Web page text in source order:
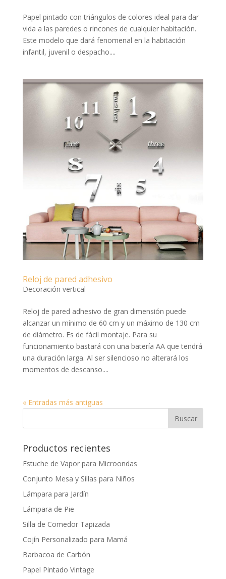
Papel pintado con triángulos de colores ideal para dar
vida a las paredes o rincones de cualquier habitación.
Este modelo que dará fenomenal en la habitación
infantil, juvenil o despacho....
Reloj de pared adhesivo
Decoración vertical
Reloj de pared adhesivo de gran dimensión puede
alcanzar un mínimo de 60 cm y un máximo de 130 cm
de diámetro. Es de fácil montaje. Para su
funcionamiento bastará con una batería AA que tendrá
una duración larga. Al ser silencioso no alterará los
momentos de descanso....
« Entradas más antiguas
Productos recientes
Estuche de Vapor para Microondas
Conjunto Mesa y Sillas para Niños
Lámpara para Jardín
Lámpara de Pie
Silla de Comedor Tapizada
Cojín Personalizado para Mamá
Barbacoa de Carbón
Papel Pintado Vintage